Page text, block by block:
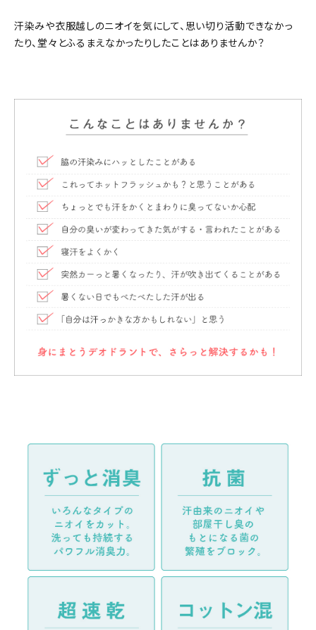
汗染みや衣服越しのニオイを気にして、思い切り活動できなかっ
たり、堂々とふるまえなかったりしたことはありませんか？